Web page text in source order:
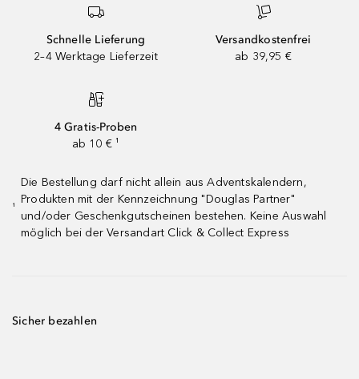
Schnelle Lieferung
2–4 Werktage Lieferzeit
Versandkostenfrei
ab 39,95 €
4 Gratis-Proben
ab 10 € ¹
¹
Die Bestellung darf nicht allein aus Adventskalendern,
Produkten mit der Kennzeichnung "Douglas Partner"
und/oder Geschenkgutscheinen bestehen. Keine Auswahl
möglich bei der Versandart Click & Collect Express
Sicher bezahlen